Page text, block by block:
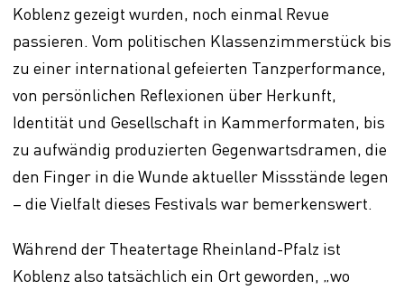
Koblenz gezeigt wurden, noch einmal Revue
passieren. Vom politischen Klassenzimmerstück bis
zu einer international gefeierten Tanzperformance,
von persönlichen Reflexionen über Herkunft,
Identität und Gesellschaft in Kammerformaten, bis
zu aufwändig produzierten Gegenwartsdramen, die
den Finger in die Wunde aktueller Missstände legen
– die Vielfalt dieses Festivals war bemerkenswert.
Während der Theatertage Rheinland-Pfalz ist
Koblenz also tatsächlich ein Ort geworden, „wo